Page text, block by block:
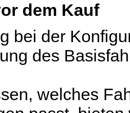
dem Kauf
bei der
des
welches